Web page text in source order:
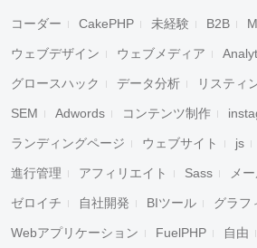
コーダー CakePHP 未経験 B2B
ウェブデザイン ウェブメディア
グロースハック データ分析 リスティ
SEM Adwords コンテンツ制作
ランディングページ ウェブサイト js
進行管理 アフィリエイト Sass メ
ゼロイチ 自社開発 BIツール グラフ
Webアプリケーション FuelPHP 自由